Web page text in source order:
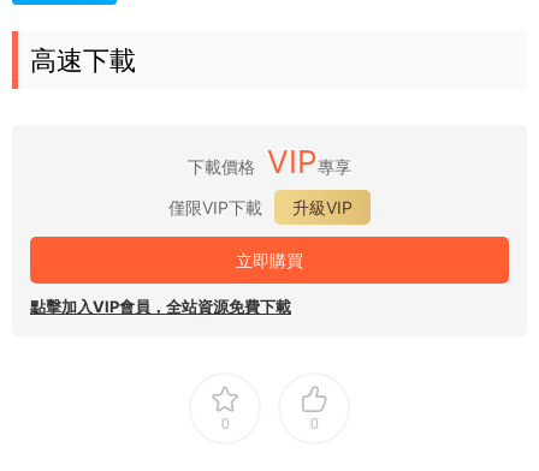
高速下載
下載價格 VIP專享
僅限VIP下載
升級VIP
立即購買
點擊加入VIP會員，全站資源免費下載
0 0